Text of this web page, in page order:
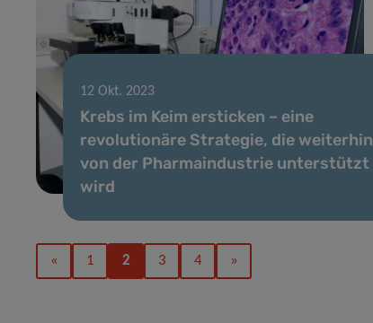
12 Okt. 2023
Krebs im Keim ersticken – eine
revolutionäre Strategie, die weiterhin
von der Pharmaindustrie unterstützt
wird
« 1 2 3 4 »